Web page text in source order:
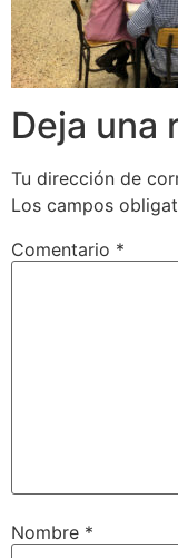
Deja una
Tu dirección de
Los campos
Comentario *
Nombre *